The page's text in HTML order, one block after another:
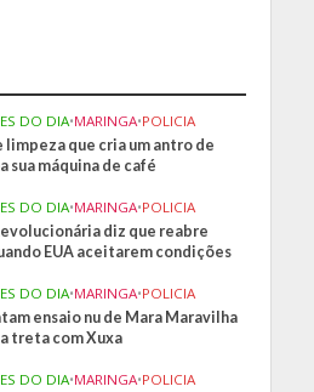
DO DIA•MARINGA•POLICIA
limpeza que cria um antro de
sua máquina de café
DO DIA•MARINGA•POLICIA
diz que reabre
EUA aceitarem condições
DO DIA•MARINGA•POLICIA
ensaio nu de Mara Maravilha
treta com Xuxa
DO DIA•MARINGA•POLICIA